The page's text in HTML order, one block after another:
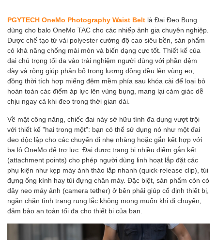
PGYTECH OneMo Photography Waist Belt là Đai Đeo Bụng
dùng cho balo OneMo TAC cho các nhiếp ảnh gia chuyên nghiệp.
Được chế tạo từ vải polyester cường độ cao siêu bền, sản phẩm
có khả năng chống mài mòn và biến dạng cực tốt. Thiết kế của
đai chú trọng tối đa vào trải nghiệm người dùng với phần đệm
dày và rộng giúp phân bổ trọng lượng đồng đều lên vùng eo,
đồng thời tích hợp miếng đệm mềm phía sau khóa cài để loại bỏ
hoàn toàn các điểm áp lực lên vùng bụng, mang lại cảm giác dễ
chịu ngay cả khi đeo trong thời gian dài.
Về mặt công năng, chiếc đai này sở hữu tính đa dụng vượt trội
với thiết kế "hai trong một": bạn có thể sử dụng nó như một đai
đeo độc lập cho các chuyến đi nhẹ nhàng hoặc gắn kết hợp với
ba lô OneMo để trợ lực. Đai được trang bị nhiều điểm gắn kết
(attachment points) cho phép người dùng linh hoạt lắp đặt các
phụ kiện như kẹp máy ảnh tháo lắp nhanh (quick-release clip), túi
đựng ống kính hay túi đựng chân máy. Đặc biệt, sản phẩm còn có
dây neo máy ảnh (camera tether) ở bên phải giúp cố định thiết bị,
ngăn chặn tình trạng rung lắc không mong muốn khi di chuyển,
đảm bảo an toàn tối đa cho thiết bị của bạn.